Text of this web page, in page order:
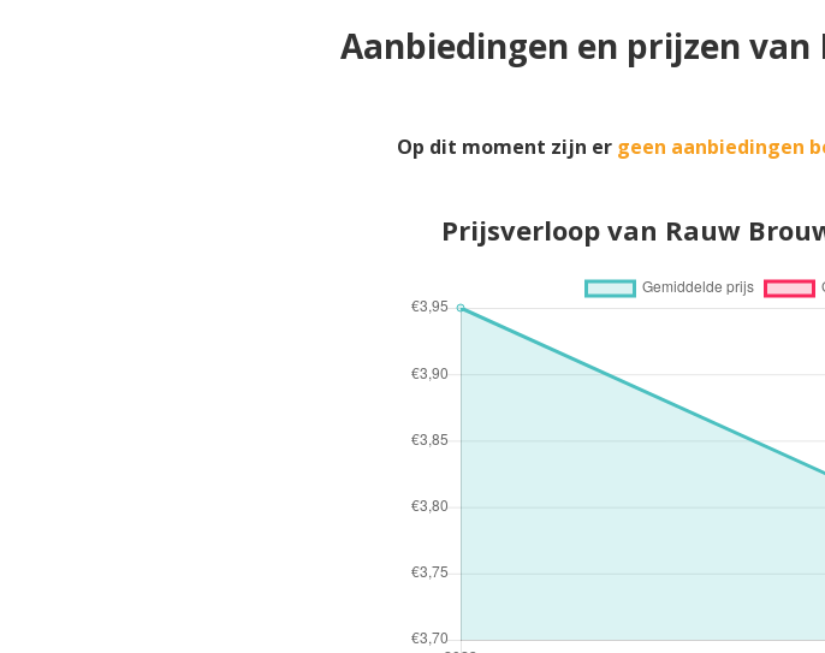
Aanbiedingen en prijzen
Op dit moment zijn er geen aanbiedingen
Prijsverloop van Rauw